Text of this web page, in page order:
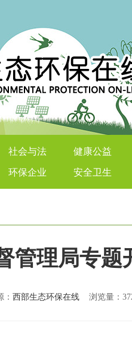
社会与法 健康公益
环保企业 安全卫生
管理局专
西部生态环保在线 浏览量：